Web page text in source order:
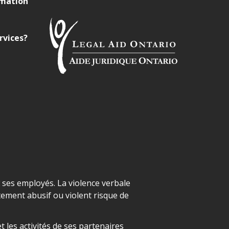
employés. La violence verbale
abusif ou violent risque de
les activités de ses partenaires